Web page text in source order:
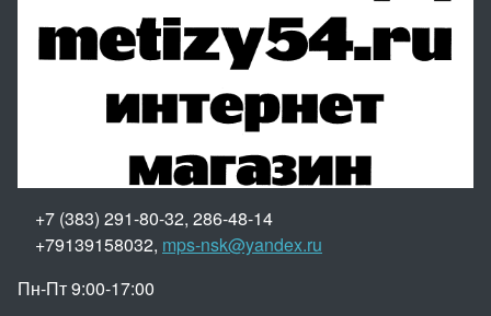
+7 (383) 291-80-32, 286-48-14
+79139158032, mps-nsk@yandex.ru
Пн-Пт 9:00-17:00